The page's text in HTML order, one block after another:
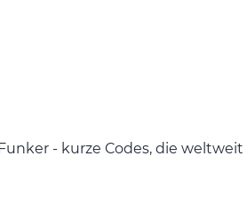
- kurze Codes, die